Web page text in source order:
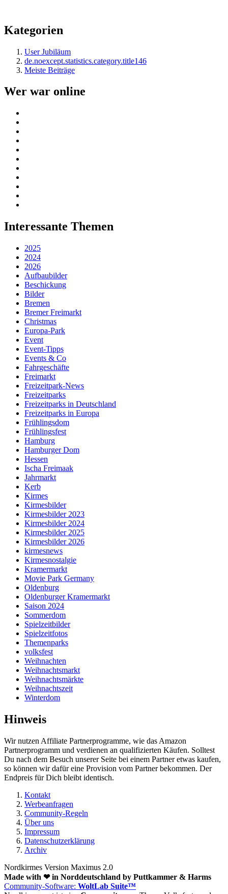
Kategorien
User Jubiläum
de.noexcept.statistics.category.title146
Meiste Beiträge
Wer war online
Interessante Themen
2025
2024
2026
Aufbaubilder
Beschickung
Bilder
Bremen
Bremer Freimarkt
Christmas
Europa-Park
Event
Event-Tipps
Events & Co
Fahrgeschäfte
Freimarkt
Freizeitpark-News
Freizeitparks
Freizeitparks in Deutschland
Freizeitparks in Europa
Frühlingsdom
Frühlingsfest
Hamburg
Hamburger Dom
Hessen
Ischa Freimaak
Jahrmarkt
Kerb
Kirmes
Kirmesbilder
Kirmesbilder 2023
Kirmesbilder 2024
Kirmesbilder 2025
Kirmesbilder 2026
kirmesnews
Kirmesnostalgie
Kramermarkt
Movie Park Germany
Oldenburg
Oldenburger Kramermarkt
Saison 2024
Sommerdom
Spielzeitbilder
Spielzeitfotos
Themenparks
volksfest
Weihnachten
Weihnachtsmarkt
Weihnachtsmärkte
Weihnachtszeit
Winterdom
Hinweis
Wir nutzen Affiliate Partnerprogramme, wie das Amazon
Partnerprogramm und verdienen an qualifizierten Käufen. Solltest
Du nach dem Besuch unserer Seite bei einem Partner etwas kaufen,
so können wir dafür eine Provision vom Partner bekommen. Der
Endpreis für Dich bleibt identisch.
Kontakt
Werbeanfragen
Community-Regeln
Über uns
Impressum
Datenschutzerklärung
Archiv
Nordkirmes Version Maximus 2.0
Made with ❤ in Norddeutschland by Puttkammer & Harms
Community-Software: WoltLab Suite™